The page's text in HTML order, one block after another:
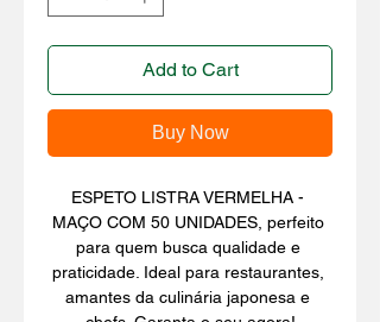
Add to Cart
Buy Now
ESPETO LISTRA VERMELHA -
MAÇO COM 50 UNIDADES, perfeito
para quem busca qualidade e
praticidade. Ideal para restaurantes,
amantes da culinária japonesa e